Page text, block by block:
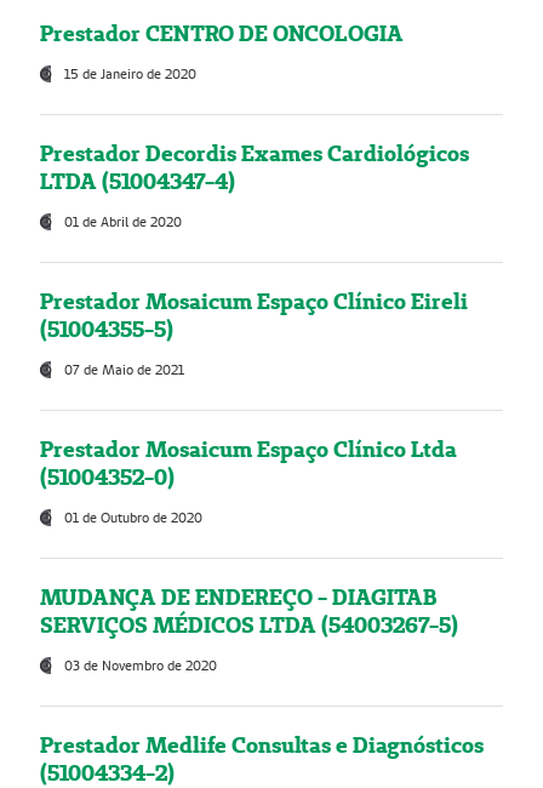
Prestador CENTRO DE ONCOLOGIA
15 de Janeiro de 2020
Prestador Decordis Exames Cardiológicos
LTDA (51004347-4)
01 de Abril de 2020
Prestador Mosaicum Espaço Clínico Eireli
(51004355-5)
07 de Maio de 2021
Prestador Mosaicum Espaço Clínico Ltda
(51004352-0)
01 de Outubro de 2020
MUDANÇA DE ENDEREÇO - DIAGITAB
SERVIÇOS MÉDICOS LTDA (54003267-5)
03 de Novembro de 2020
Prestador Medlife Consultas e Diagnósticos
(51004334-2)